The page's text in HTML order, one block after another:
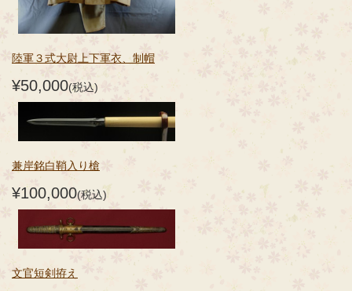
陸軍３式大尉上下軍衣、制帽
¥50,000(税込)
兼岸銘白鞘入り槍
¥100,000(税込)
文官短剣拵え